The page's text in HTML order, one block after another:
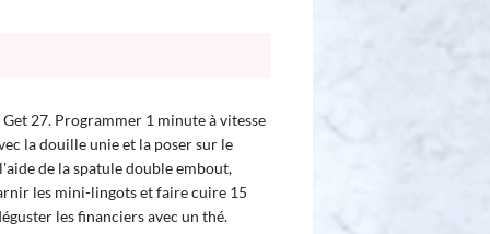
27. Programmer 1 minute à vitesse
la douille unie et la poser sur le
de la spatule double embout,
les mini-lingots et faire cuire 15
les financiers avec un thé.